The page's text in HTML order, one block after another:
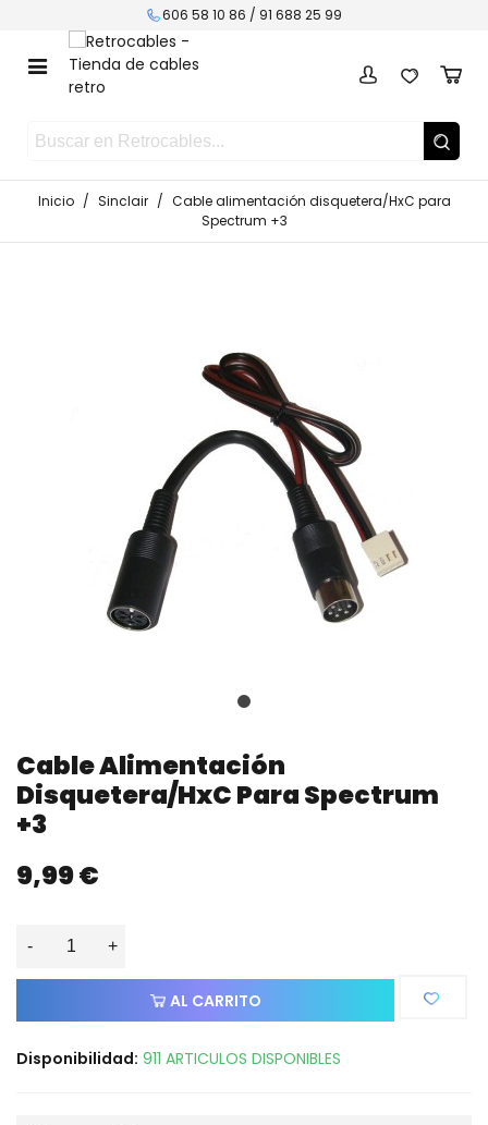
606 58 10 86 / 91 688 25 99
Inicio / Sinclair / Cable alimentación disquetera/HxC para
Spectrum +3
Cable Alimentación
Disquetera/HxC Para Spectrum
+3
9,99 €
- +
AL CARRITO
Disponibilidad: 911 ARTICULOS DISPONIBLES